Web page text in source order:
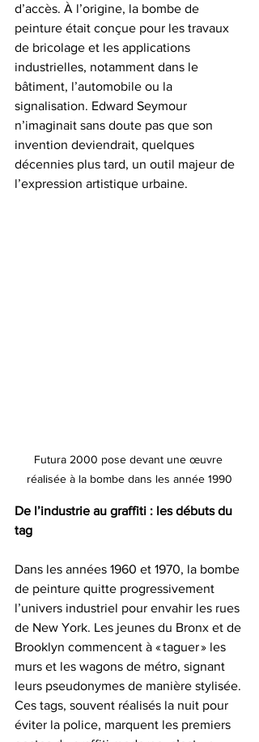
d’accès. À l’origine, la bombe de
peinture était conçue pour les travaux
de bricolage et les applications
industrielles, notamment dans le
bâtiment, l’automobile ou la
signalisation. Edward Seymour
n’imaginait sans doute pas que son
invention deviendrait, quelques
décennies plus tard, un outil majeur de
l’expression artistique urbaine.
Futura 2000 pose devant une œuvre
réalisée à la bombe dans les année 1990
De l’industrie au graffiti : les débuts du
tag
Dans les années 1960 et 1970, la bombe
de peinture quitte progressivement
l’univers industriel pour envahir les rues
de New York. Les jeunes du Bronx et de
Brooklyn commencent à « taguer » les
murs et les wagons de métro, signant
leurs pseudonymes de manière stylisée.
Ces tags, souvent réalisés la nuit pour
éviter la police, marquent les premiers